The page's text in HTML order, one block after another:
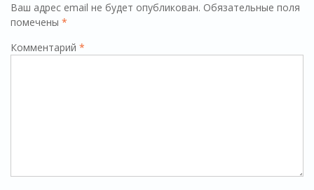
Ваш адрес email не будет опубликован. Обязательные поля
помечены *
Комментарий *